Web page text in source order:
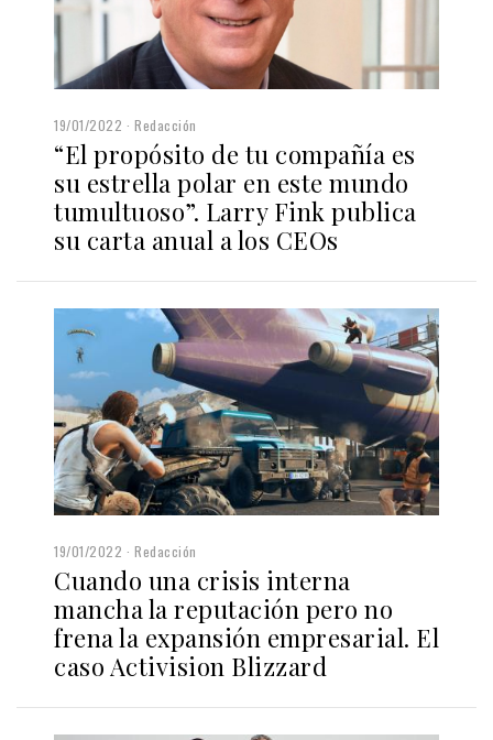
19/01/2022 Redacción
“El propósito de tu compañía es
su estrella polar en este mundo
tumultuoso”. Larry Fink publica
su carta anual a los CEOs
19/01/2022 Redacción
Cuando una crisis interna
mancha la reputación pero no
frena la expansión empresarial. El
caso Activision Blizzard